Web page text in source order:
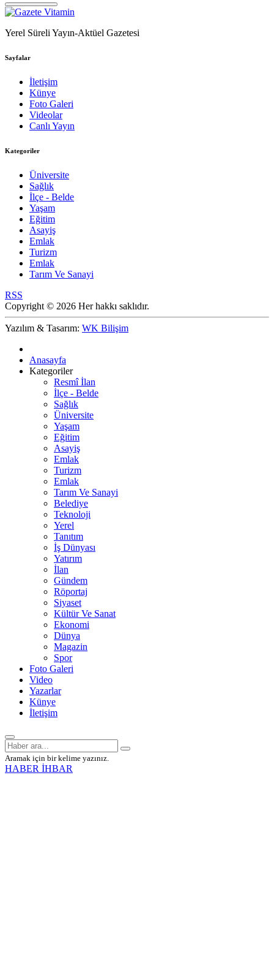
Yerel Süreli Yayın-Aktüel Gazetesi
Sayfalar
İletişim
Künye
Foto Galeri
Videolar
Canlı Yayın
Kategoriler
Üniversite
Sağlık
İlçe - Belde
Yaşam
Eğitim
Asayiş
Emlak
Turizm
Emlak
Tarım Ve Sanayi
RSS
Copyright © 2026 Her hakkı saklıdır.
Yazılım & Tasarım: WK Bilişim
Anasayfa
Kategoriler
Resmî İlan
İlçe - Belde
Sağlık
Üniversite
Yaşam
Eğitim
Asayiş
Emlak
Turizm
Emlak
Tarım Ve Sanayi
Belediye
Teknoloji
Yerel
Tanıtım
İş Dünyası
Yatırım
İlan
Gündem
Röportaj
Siyaset
Kültür Ve Sanat
Ekonomi
Dünya
Magazin
Spor
Foto Galeri
Video
Yazarlar
Künye
İletişim
Aramak için bir kelime yazınız.
HABER İHBAR